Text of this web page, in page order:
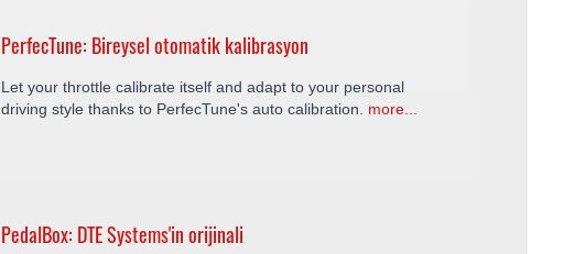
PerfecTune: Bireysel otomatik kalibrasyon
Let your throttle calibrate itself and adapt to your personal
driving style thanks to PerfecTune's auto calibration. more...
PedalBox: DTE Systems'in orijinali